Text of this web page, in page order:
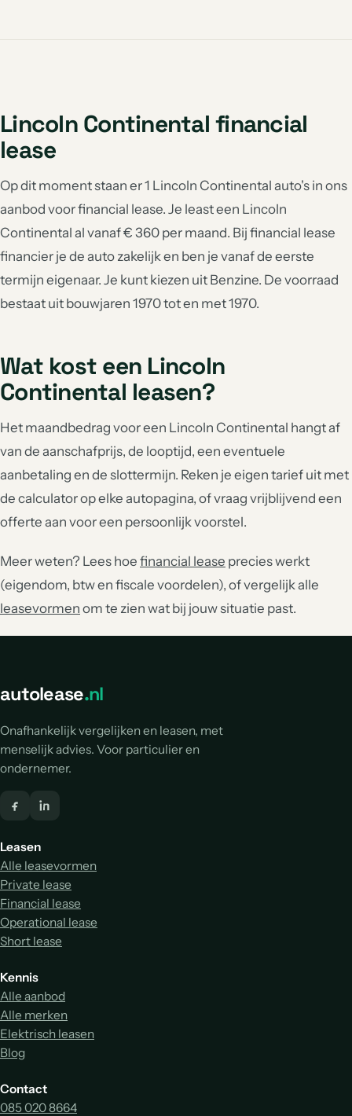
Lincoln Continental financial
lease
Op dit moment staan er 1 Lincoln Continental auto's in ons
aanbod voor financial lease. Je least een Lincoln
Continental al vanaf € 360 per maand. Bij financial lease
financier je de auto zakelijk en ben je vanaf de eerste
termijn eigenaar. Je kunt kiezen uit Benzine. De voorraad
bestaat uit bouwjaren 1970 tot en met 1970.
Wat kost een Lincoln
Continental leasen?
Het maandbedrag voor een Lincoln Continental hangt af
van de aanschafprijs, de looptijd, een eventuele
aanbetaling en de slottermijn. Reken je eigen tarief uit met
de calculator op elke autopagina, of vraag vrijblijvend een
offerte aan voor een persoonlijk voorstel.
Meer weten? Lees hoe financial lease precies werkt
(eigendom, btw en fiscale voordelen), of vergelijk alle
leasevormen om te zien wat bij jouw situatie past.
autolease.nl
Onafhankelijk vergelijken en leasen, met
menselijk advies. Voor particulier en
ondernemer.
Leasen
Alle leasevormen
Private lease
Financial lease
Operational lease
Short lease
Kennis
Alle aanbod
Alle merken
Elektrisch leasen
Blog
Contact
085 020 8664